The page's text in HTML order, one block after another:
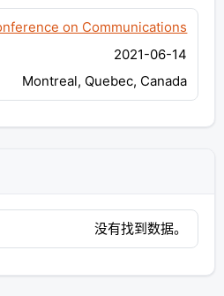
on Communications
2021-06-14
Montreal, Quebec, Canada
没有找到数据。